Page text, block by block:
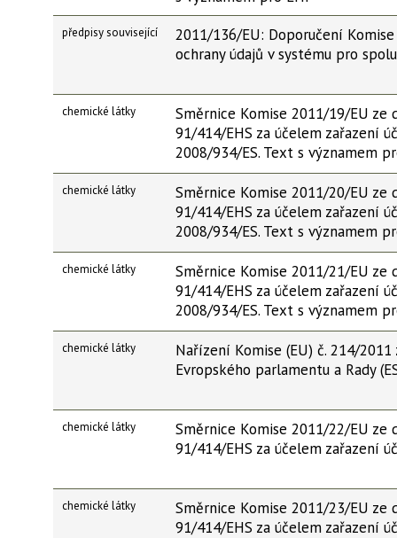
předpisy související
2011/136/EU: Doporučení
ochrany údajů v systému pro
chemické látky
Směrnice Komise 2011/19/EU ze
91/414/EHS za účelem zařazení
2008/934/ES. Text s významem
chemické látky
Směrnice Komise 2011/20/EU ze
91/414/EHS za účelem zařazení
2008/934/ES. Text s významem
chemické látky
Směrnice Komise 2011/21/EU ze
91/414/EHS za účelem zařazení
2008/934/ES. Text s významem
chemické látky
Nařízení Komise (EU) č. 214/
Evropského parlamentu a Rady
chemické látky
Směrnice Komise 2011/22/EU ze
91/414/EHS za účelem zařazení
chemické látky
Směrnice Komise 2011/23/EU ze
91/414/EHS za účelem zařazení